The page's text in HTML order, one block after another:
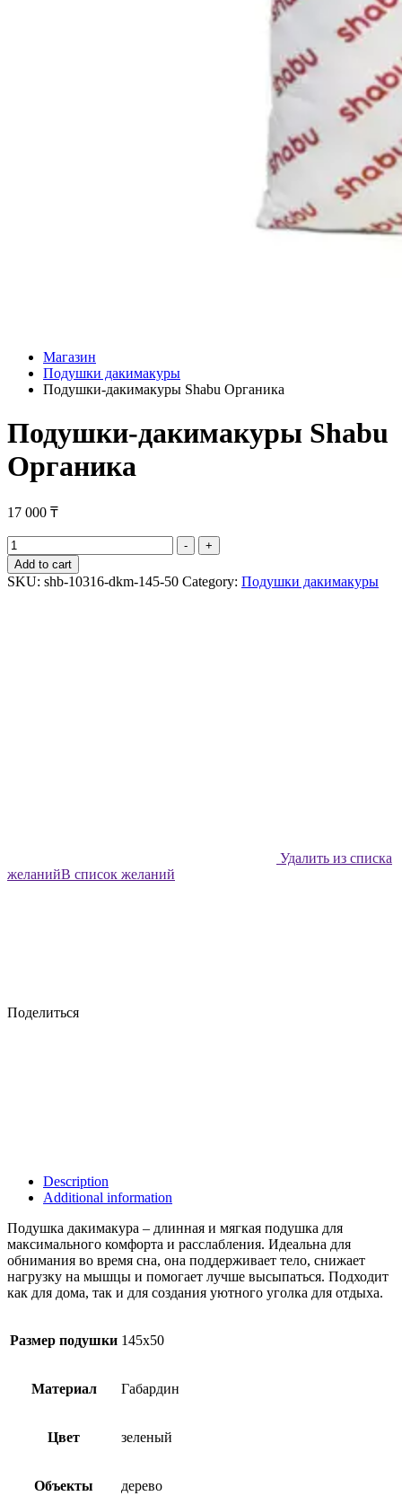
Магазин
Подушки дакимакуры
Подушки-дакимакуры Shabu Органика
Подушки-дакимакуры Shabu
Органика
17 000 ₸
Подушки-
дакимакуры
Shabu
Органика
-
+
Add to cart
SKU: shb-10316-dkm-145-50 Category: Подушки дакимакуры
Удалить из списка
желанийВ список желаний
Поделиться
Description
Additional information
Подушка дакимакура – длинная и мягкая подушка для
максимального комфорта и расслабления. Идеальна для
обнимания во время сна, она поддерживает тело, снижает
нагрузку на мышцы и помогает лучше высыпаться. Подходит
как для дома, так и для создания уютного уголка для отдыха.
Размер подушки 145х50
Материал Габардин
Цвет зеленый
Объекты дерево